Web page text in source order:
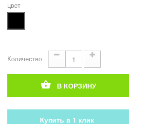
цвет
Количество
В КОРЗИНУ
Купить в 1 клик